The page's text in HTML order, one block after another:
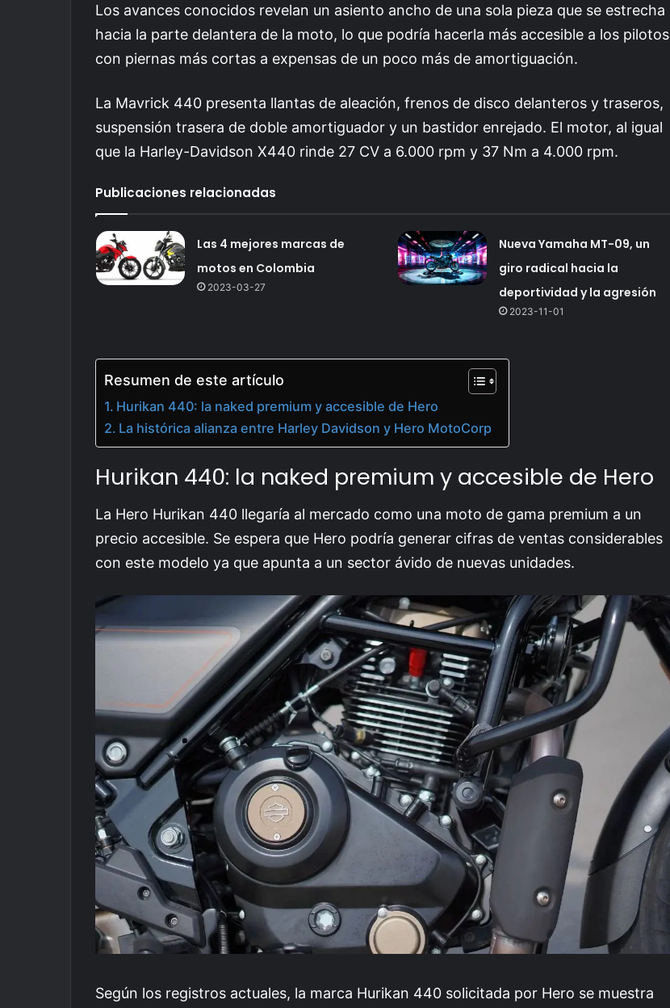
Los avances conocidos revelan un asiento ancho de una sola pieza que se estrecha
hacia la parte delantera de la moto, lo que podría hacerla más accesible a los pilotos
con piernas más cortas a expensas de un poco más de amortiguación.
La Mavrick 440 presenta llantas de aleación, frenos de disco delanteros y traseros,
suspensión trasera de doble amortiguador y un bastidor enrejado. El motor, al igual
que la Harley-Davidson X440 rinde 27 CV a 6.000 rpm y 37 Nm a 4.000 rpm.
Publicaciones relacionadas
Las 4 mejores marcas de
motos en Colombia
2023-03-27
Nueva Yamaha MT-09, un
giro radical hacia la
deportividad y la agresión
2023-11-01
Resumen de este artículo
Hurikan 440: la naked premium y accesible de Hero
La histórica alianza entre Harley Davidson y Hero MotoCorp
Hurikan 440: la naked premium y accesible de Hero
La Hero Hurikan 440 llegaría al mercado como una moto de gama premium a un
precio accesible. Se espera que Hero podría generar cifras de ventas considerables
con este modelo ya que apunta a un sector ávido de nuevas unidades.
Según los registros actuales, la marca Hurikan 440 solicitada por Hero se muestra